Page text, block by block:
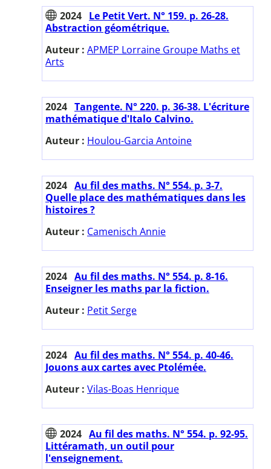
2024 Le Petit Vert. N° 159. p. 26-28.
Abstraction géométrique.
Auteur : APMEP Lorraine Groupe Maths et
Arts
2024 Tangente. N° 220. p. 36-38. L'écriture
mathématique d'Italo Calvino.
Auteur : Houlou-Garcia Antoine
2024 Au fil des maths. N° 554. p. 3-7.
Quelle place des mathématiques dans les
histoires ?
Auteur : Camenisch Annie
2024 Au fil des maths. N° 554. p. 8-16.
Enseigner les maths par la fiction.
Auteur : Petit Serge
2024 Au fil des maths. N° 554. p. 40-46.
Jouons aux cartes avec Ptolémée.
Auteur : Vilas-Boas Henrique
2024 Au fil des maths. N° 554. p. 92-95.
Littéramath, un outil pour
l'enseignement.